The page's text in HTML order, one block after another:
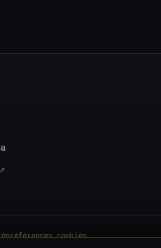
↗︎
préférences cookies